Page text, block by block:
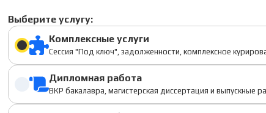
Выберите услугу:
Комплексные услуги
Сессия "Под ключ", задолженности, комплексное
Дипломная работа
ВКР бакалавра, магистерская диссертация и выпускные